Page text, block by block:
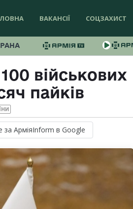
ВАКАНСІЇ СОЦЗАХИСТ
військових
пайків
за АрміяInform в Google